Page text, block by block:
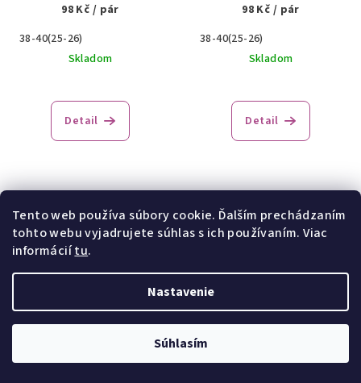
Tento web používa súbory cookie. Ďalším prechádzaním
tohto webu vyjadrujete súhlas s ich používaním. Viac
informáciítu.
Nastavenie
Súhlasím
98 Kč / pár
38-40(25-26)
Skladom
Detail
98 Kč / pár
38-40(25-26)
Skladom
Detail
Detské ponožky steven-
148-036
Detské ponožky steven-
148-042